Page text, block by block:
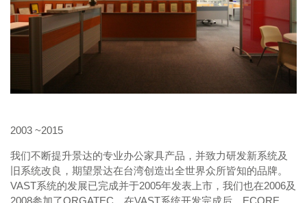
2003 ~2015
我们不断提升景达的专业办公家具产品，并致力研发新系统及
旧系统改良，期望景达在台湾创造出全世界众所皆知的品牌。
VAST系统的发展已完成并于2005年发表上市，我们也在2006及
2008参加了ORGATEC。在VAST系统开发完成后，ECORE,